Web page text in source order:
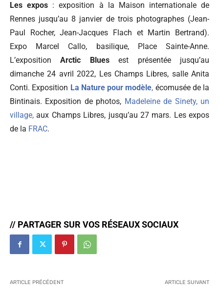
Les expos : exposition à la Maison internationale de
Rennes jusqu’au 8 janvier de trois photographes (Jean-
Paul Rocher, Jean-Jacques Flach et Martin Bertrand).
Expo Marcel Callo, basilique, Place Sainte-Anne.
L’expositionArctic Bluesest présentée jusqu’au
dimanche 24 avril 2022, Les Champs Libres, salle Anita
Conti. Exposition La Nature pour modèle, écomusée de la
Bintinais. Exposition de photos, Madeleine de Sinety, un
village, aux Champs Libres, jusqu’au 27 mars. Les expos
de la FRAC.
// PARTAGER SUR VOS RÉSEAUX SOCIAUX
ARTICLE PRÉCÉDENT ARTICLE SUIVANT